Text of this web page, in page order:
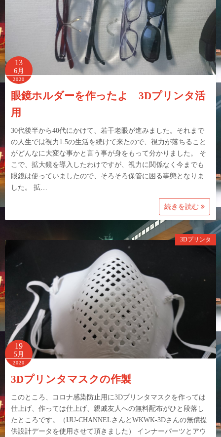
13
6月
2020
眼鏡ホルダーを作ったよ 3Dプリンタ活
用
30代後半から40代にかけて、若干老眼が進みました。それまで
の人生では視力1.5の生活を続けて来たので、視力が落ちること
がどんなに大変な事かと言う事が身をもって分かりました。 そ
こで、拡大鏡を導入したわけですが、視力に関係なく今までも
眼鏡は使っていましたので、そろそろ保管に困る事態となりま
した。 拡…
続きを読む
3Dプリンタ
19
5月
2020
3Dプリンタマスクの作製
このところ、コロナ感染防止用に3Dプリンタマスクを作っては
仕上げ、作っては仕上げ、親戚友人への無料配布がひと段落し
たところです。（IJU-CHANNELさんとWKWK-3Dさんの無償提
供設計データを使用させて頂きました） インナーパーツとアウ